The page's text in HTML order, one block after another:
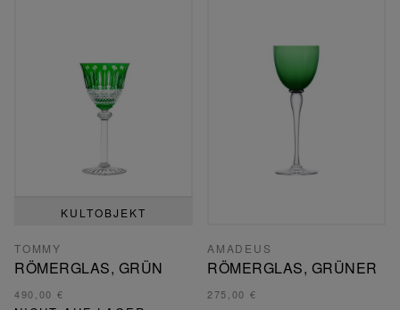
KULTOBJEKT
TOMMY
RÖMERGLAS, GRÜN
490,00 €
AMADEUS
RÖMERGLAS, GRÜNER
275,00 €